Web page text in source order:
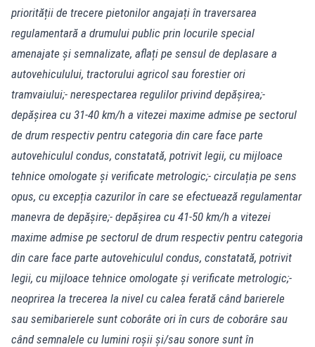
priorității de trecere pietonilor angajați în traversarea
regulamentară a drumului public prin locurile special
amenajate și semnalizate, aflați pe sensul de deplasare a
autovehiculului, tractorului agricol sau forestier ori
tramvaiului;- nerespectarea regulilor privind depășirea;-
depășirea cu 31-40 km/h a vitezei maxime admise pe sectorul
de drum respectiv pentru categoria din care face parte
autovehiculul condus, constatată, potrivit legii, cu mijloace
tehnice omologate și verificate metrologic;- circulația pe sens
opus, cu excepția cazurilor în care se efectuează regulamentar
manevra de depășire;- depășirea cu 41-50 km/h a vitezei
maxime admise pe sectorul de drum respectiv pentru categoria
din care face parte autovehiculul condus, constatată, potrivit
legii, cu mijloace tehnice omologate și verificate metrologic;-
neoprirea la trecerea la nivel cu calea ferată când barierele
sau semibarierele sunt coborâte ori în curs de coborâre sau
când semnalele cu lumini roșii și/sau sonore sunt în